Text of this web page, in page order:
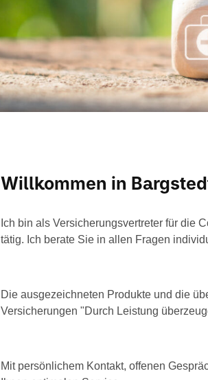
Willkommen in
Ich bin als Versicherungsvertreter für die
tätig. Ich berate Sie in allen Fragen
Die ausgezeichneten Produkte und die
Versicherungen "Durch Leistung
Mit persönlichem Kontakt, offenen